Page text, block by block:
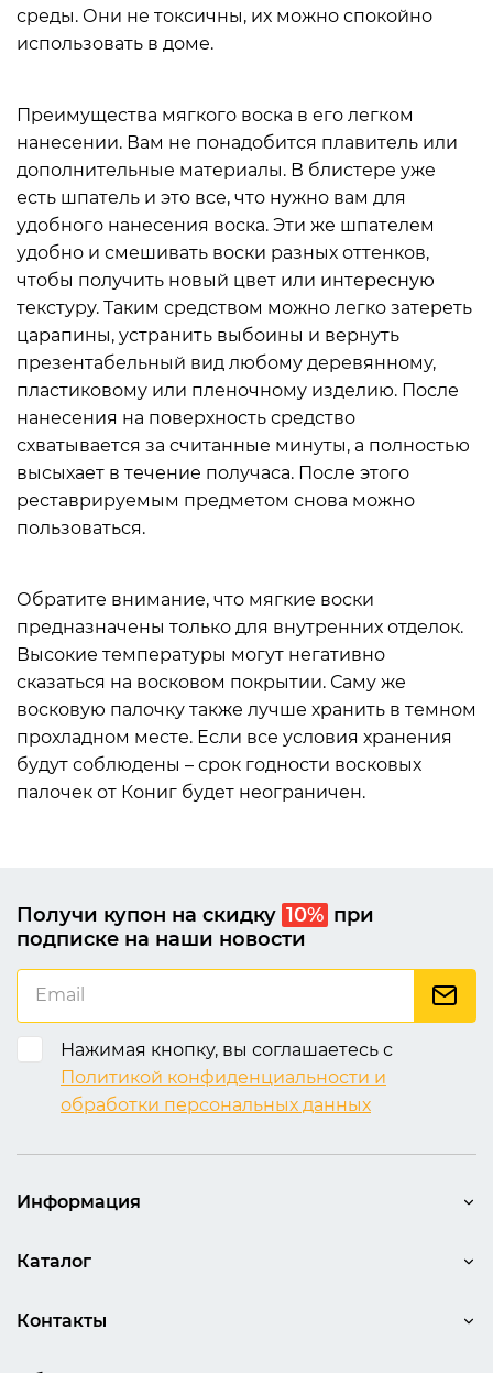
среды. Они не токсичны, их можно спокойно
использовать в доме.
Преимущества мягкого воска в его легком
нанесении. Вам не понадобится плавитель или
дополнительные материалы. В блистере уже
есть шпатель и это все, что нужно вам для
удобного нанесения воска. Эти же шпателем
удобно и смешивать воски разных оттенков,
чтобы получить новый цвет или интересную
текстуру. Таким средством можно легко затереть
царапины, устранить выбоины и вернуть
презентабельный вид любому деревянному,
пластиковому или пленочному изделию. После
нанесения на поверхность средство
схватывается за считанные минуты, а полностью
высыхает в течение получаса. После этого
реставрируемым предметом снова можно
пользоваться.
Обратите внимание, что мягкие воски
предназначены только для внутренних отделок.
Высокие температуры могут негативно
сказаться на восковом покрытии. Саму же
восковую палочку также лучше хранить в темном
прохладном месте. Если все условия хранения
будут соблюдены – срок годности восковых
палочек от Кониг будет неограничен.
Получи купон на скидку 10% при
подписке на наши новости
Нажимая кнопку, вы соглашаетесь с
Политикой конфиденциальности и
обработки персональных данных
Информация
Каталог
Контакты